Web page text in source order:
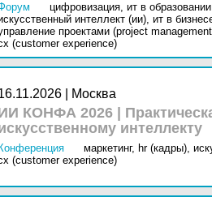
цифровизация, ит в
интеллект (ии), ит в
проектами (project
(customer experience)
| Москва
КОНФА 2026 |
интеллекту
Конференция маркетинг, hr (кадры),
(customer experience)